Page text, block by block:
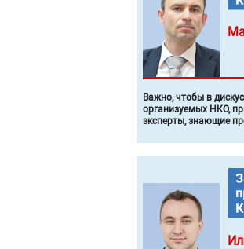
Важно, чтобы в
организуемых НКО,
эксперты, знающие